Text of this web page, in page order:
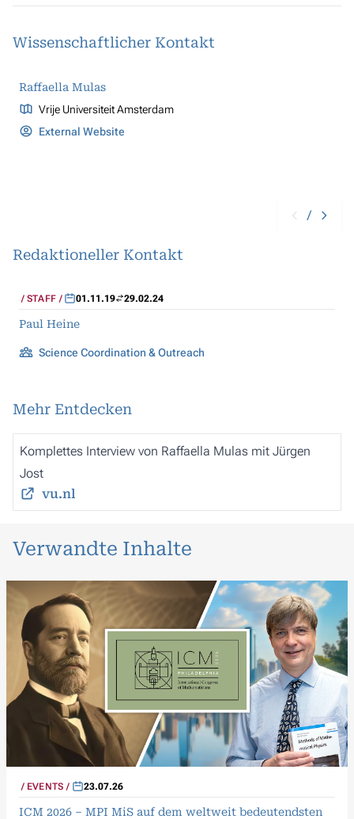
Wissenschaftlicher Kontakt
Raffaella Mulas
Vrije Universiteit Amsterdam
External Website
/
Redaktioneller Kontakt
STAFF 01.11.19 29.02.24
Paul Heine
Science Coordination & Outreach
Mehr Entdecken
Komplettes Interview von Raffaella Mulas mit Jürgen
Jost
vu.nl
Verwandte Inhalte
EVENTS 23.07.26
ICM 2026 – MPI MiS auf dem weltweit bedeutendsten